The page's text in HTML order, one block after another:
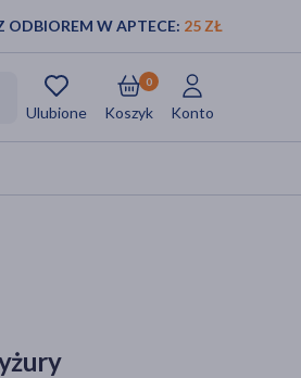
ODBIOREM W APTECE: 25 ZŁ
Ulubione Koszyk
0
Konto